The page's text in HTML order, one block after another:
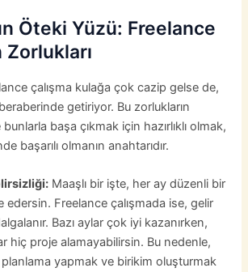
Öteki Yüzü: Freelance
Zorlukları
çalışma kulağa çok cazip gelse de,
getiriyor. Bu zorlukların
başa çıkmak için hazırlıklı olmak,
başarılı olmanın anahtarıdır.
Maaşlı bir işte, her ay düzenli bir
edersin. Freelance çalışmada ise, gelir
Bazı aylar çok iyi kazanırken,
hiç proje alamayabilirsin. Bu nedenle,
yapmak ve birikim oluşturmak